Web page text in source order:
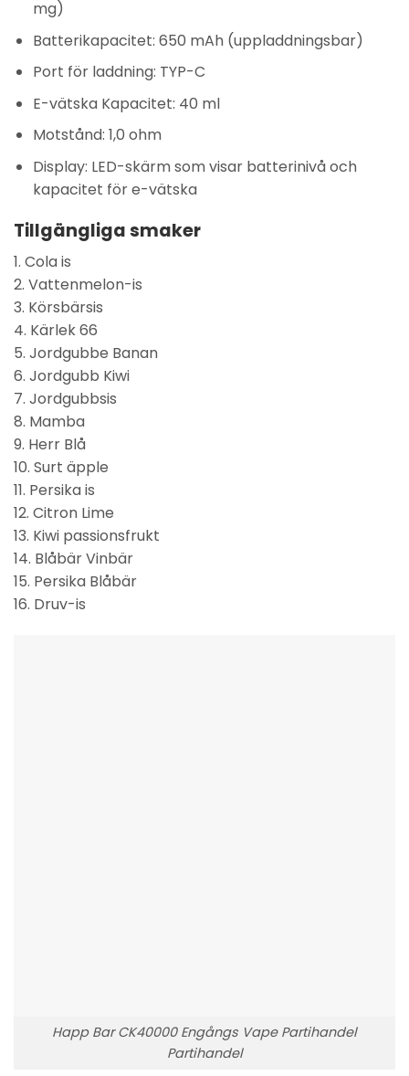
mg)
Batterikapacitet: 650 mAh (uppladdningsbar)
Port för laddning: TYP-C
E-vätska Kapacitet: 40 ml
Motstånd: 1,0 ohm
Display: LED-skärm som visar batterinivå och
kapacitet för e-vätska
Tillgängliga smaker
1. Cola is
2. Vattenmelon-is
3. Körsbärsis
4. Kärlek 66
5. Jordgubbe Banan
6. Jordgubb Kiwi
7. Jordgubbsis
8. Mamba
9. Herr Blå
10. Surt äpple
11. Persika is
12. Citron Lime
13. Kiwi passionsfrukt
14. Blåbär Vinbär
15. Persika Blåbär
16. Druv-is
Happ Bar CK40000 Engångs Vape Partihandel
Partihandel